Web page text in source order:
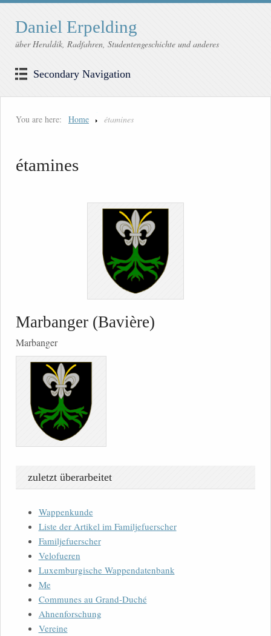
Daniel Erpelding
über Heraldik, Radfahren, Studentengeschichte und anderes
Secondary Navigation
You are here: Home étamines
étamines
Marbanger (Bavière)
Marbanger
zuletzt überarbeitet
Wappenkunde
Liste der Artikel im Familjefuerscher
Familjefuerscher
Velofueren
Luxemburgische Wappendatenbank
Me
Communes au Grand-Duché
Ahnenforschung
Vereine